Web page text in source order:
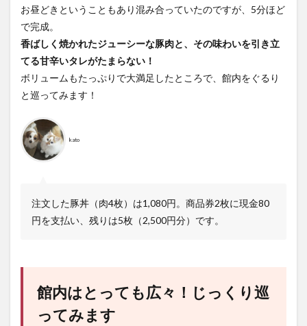
お昼どきということもあり混み合っていたのですが、5分ほど
で完成。
香ばしく焼かれたジューシーな豚肉と、その味わいを引き立
てる甘辛いタレがたまらない！
ボリュームもたっぷりで大満足したところで、館内をぐるり
と巡ってみます！
kato
注文した豚丼（肉4枚）は1,080円。商品券2枚に現金80
円を支払い、残りは5枚（2,500円分）です。
館内はとっても広々！じっくり巡
ってみます